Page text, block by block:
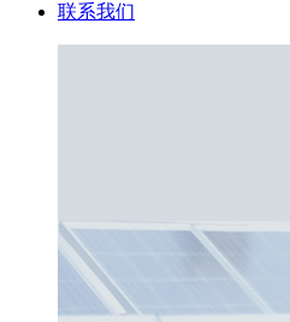
联系我们